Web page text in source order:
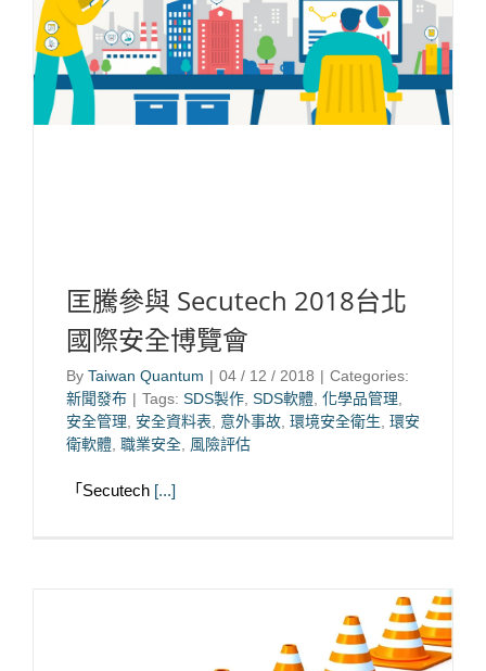
匡騰參與 Secutech 2018台北
國際安全博覽會
By Taiwan Quantum | 04 / 12 / 2018 | Categories:
新聞發布 | Tags: SDS製作, SDS軟體, 化學品管理,
安全管理, 安全資料表, 意外事故, 環境安全衛生, 環安
衛軟體, 職業安全, 風險評估
「Secutech [...]